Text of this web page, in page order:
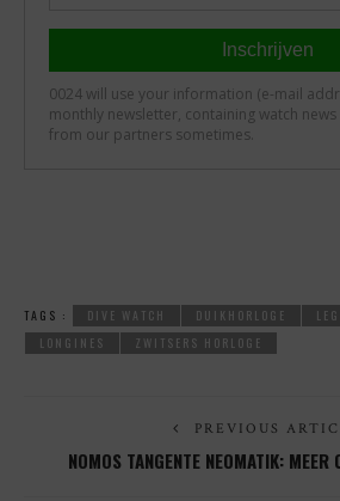
TAGS : DIVE WATCH DUIKHORLOGE
LONGINES
ZWITSERS HORLOGE
PREVIOUS
NOMOS TANGENTE NEOMATIK: MEER